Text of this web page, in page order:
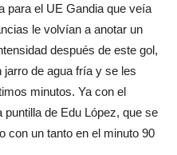
para el UE Gandia que veía
le volvían a anotar un
después de este gol,
de agua fría y se les
minutos. Ya con el
puntilla de Edu López, que se
con un tanto en el minuto 90